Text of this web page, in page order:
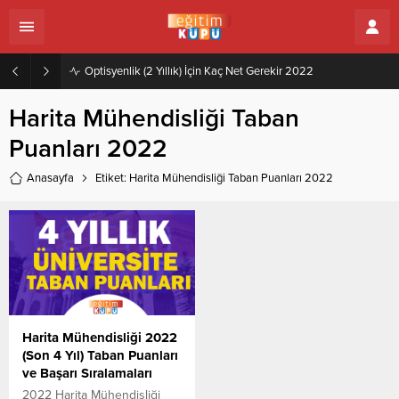
Optisyenlik (2 Yıllık) İçin Kaç Net Gerekir 2022
Harita Mühendisliği Taban
Puanları 2022
Anasayfa Etiket: Harita Mühendisliği Taban Puanları 2022
Harita Mühendisliği 2022
(Son 4 Yıl) Taban Puanları
ve Başarı Sıralamaları
2022 Harita Mühendisliği